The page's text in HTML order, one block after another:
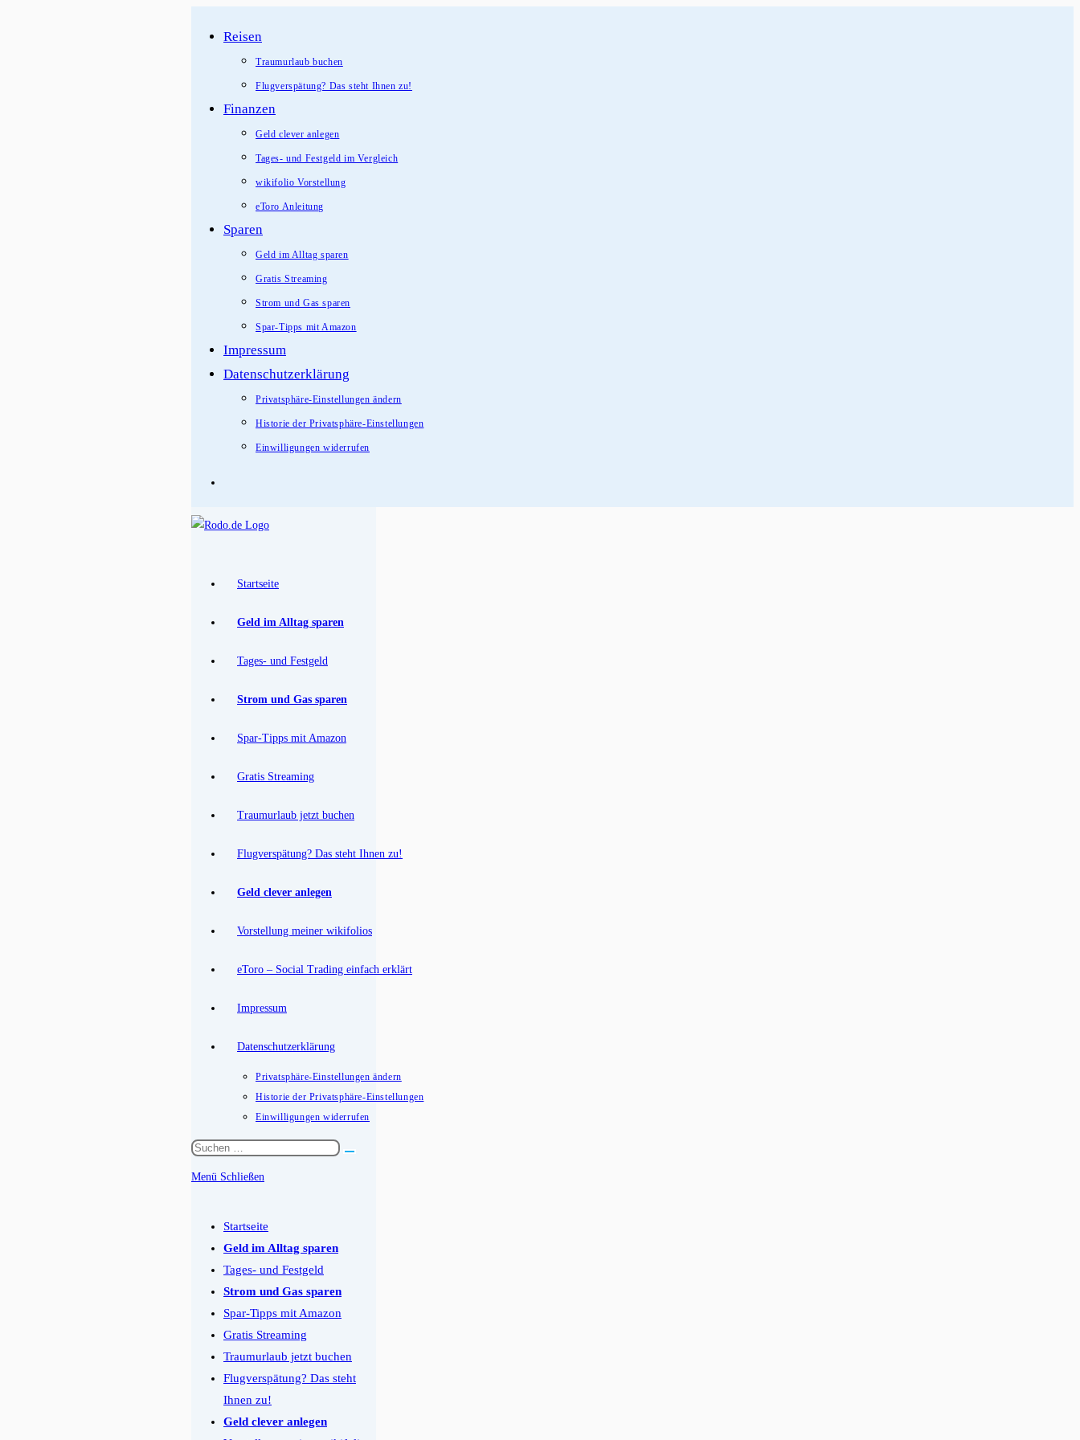
Inhalt
Reisen
Traumurlaub buchen
Flugverspätung? Das steht Ihnen zu!
Finanzen
Geld clever anlegen
Tages- und Festgeld im Vergleich
wikifolio Vorstellung
eToro Anleitung
Sparen
Geld im Alltag sparen
Gratis Streaming
Strom und Gas sparen
Spar-Tipps mit Amazon
Impressum
Datenschutzerklärung
Privatsphäre-Einstellungen ändern
Historie der Privatsphäre-Einstellungen
Einwilligungen widerrufen
Startseite
Geld im Alltag sparen
Tages- und Festgeld
Strom und Gas sparen
Spar-Tipps mit Amazon
Gratis Streaming
Traumurlaub jetzt buchen
Flugverspätung? Das steht Ihnen zu!
Geld clever anlegen
Vorstellung meiner wikifolios
eToro – Social Trading einfach erklärt
Impressum
Datenschutzerklärung
Privatsphäre-Einstellungen ändern
Historie der Privatsphäre-Einstellungen
Einwilligungen widerrufen
Diese
Menü Schließen
Button
einzuklappen
Startseite
Geld im Alltag sparen
Tages- und Festgeld
Strom und Gas sparen
Spar-Tipps mit Amazon
Gratis Streaming
Traumurlaub jetzt buchen
Flugverspätung? Das steht
Ihnen zu!
Geld clever anlegen